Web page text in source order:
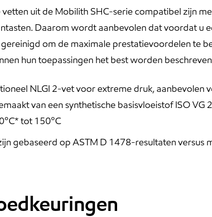
uit de Mobilith SHC-serie compatibel zijn
Daarom wordt aanbevolen dat voordat u
om de maximale prestatievoordelen te
hun toepassingen het best worden
NLGI 2-vet voor extreme druk,
van een synthetische basisvloeistof ISO
tot 150ºC
gebaseerd op ASTM D 1478-resultaten versus